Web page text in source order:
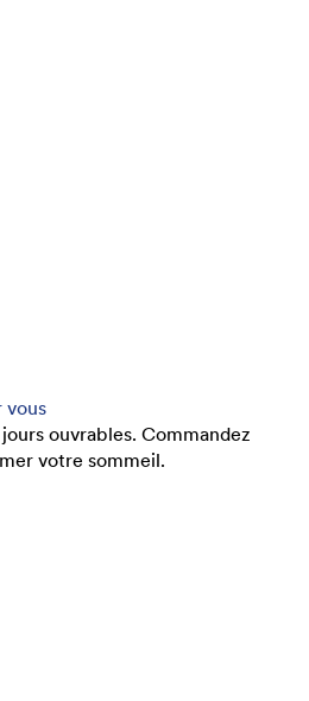
vous
ouvrables. Commandez
votre sommeil.